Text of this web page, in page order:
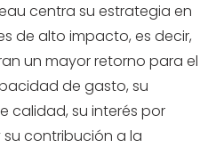
centra su estrategia en
de alto impacto, es decir,
un mayor retorno para el
de gasto, su
calidad, su interés por
su contribución a la